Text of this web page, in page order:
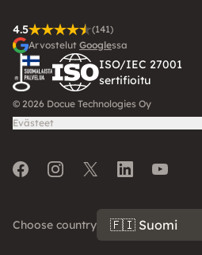
4.5
(141)
Arvostelut Googlessa
ISO/IEC 27001
sertifioitu
© 2026 Docue Technologies Oy
Evästeet
FacebookInstagramTwitterLinkedInYoutube
Choose country